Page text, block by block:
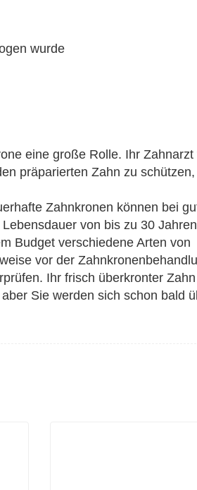
wurde
eine große Rolle. Ihr Zahnarzt
präparierten Zahn zu schützen,
Zahnkronen können bei
von bis zu 30
Budget verschiedene Arten von
vor der
Ihr frisch überkronter
Sie werden sich schon bald